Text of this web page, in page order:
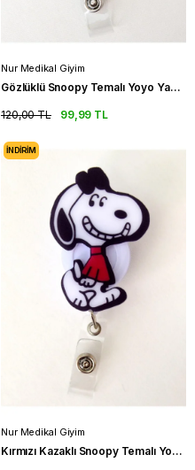
Nur Medikal Giyim
Gözlüklü Snoopy Temalı Yoyo Yaka Kartlığı
99,99 TL
120,00 TL
Nur Medikal Giyim
Kırmızı Kazaklı Snoopy Temalı Yoyo Yaka Kartlığı
İNDIRIM